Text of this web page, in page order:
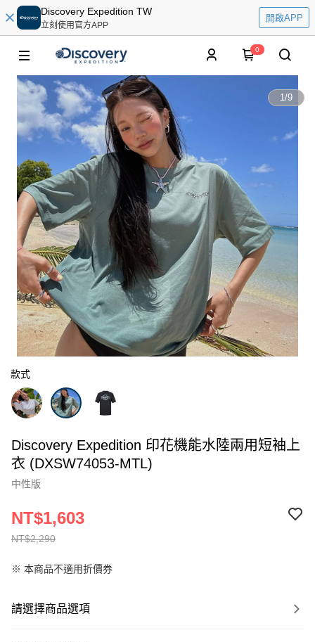
Discovery Expedition TW
立刻使用官方APP
開啟APP
0
1/9
款式
Discovery Expedition 印花機能水陸兩用短袖上
衣 (DXSW74053-MTL)
中性版
NT$2,290
NT$1,603
※ 本商品不適用折價券
請選擇商品選項